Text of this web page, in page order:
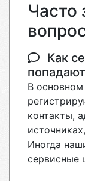
Часто
Как
В
контакты,
Иногда
сервисные